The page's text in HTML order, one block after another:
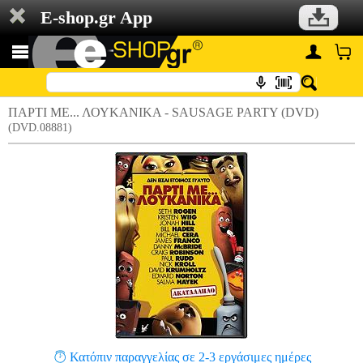
E-shop.gr App
ΠΑΡΤΙ ΜΕ... ΛΟΥΚΑΝΙΚΑ - SAUSAGE PARTY (DVD)
(DVD.08881)
Κατόπιν παραγγελίας σε 2-3 εργάσιμες ημέρες